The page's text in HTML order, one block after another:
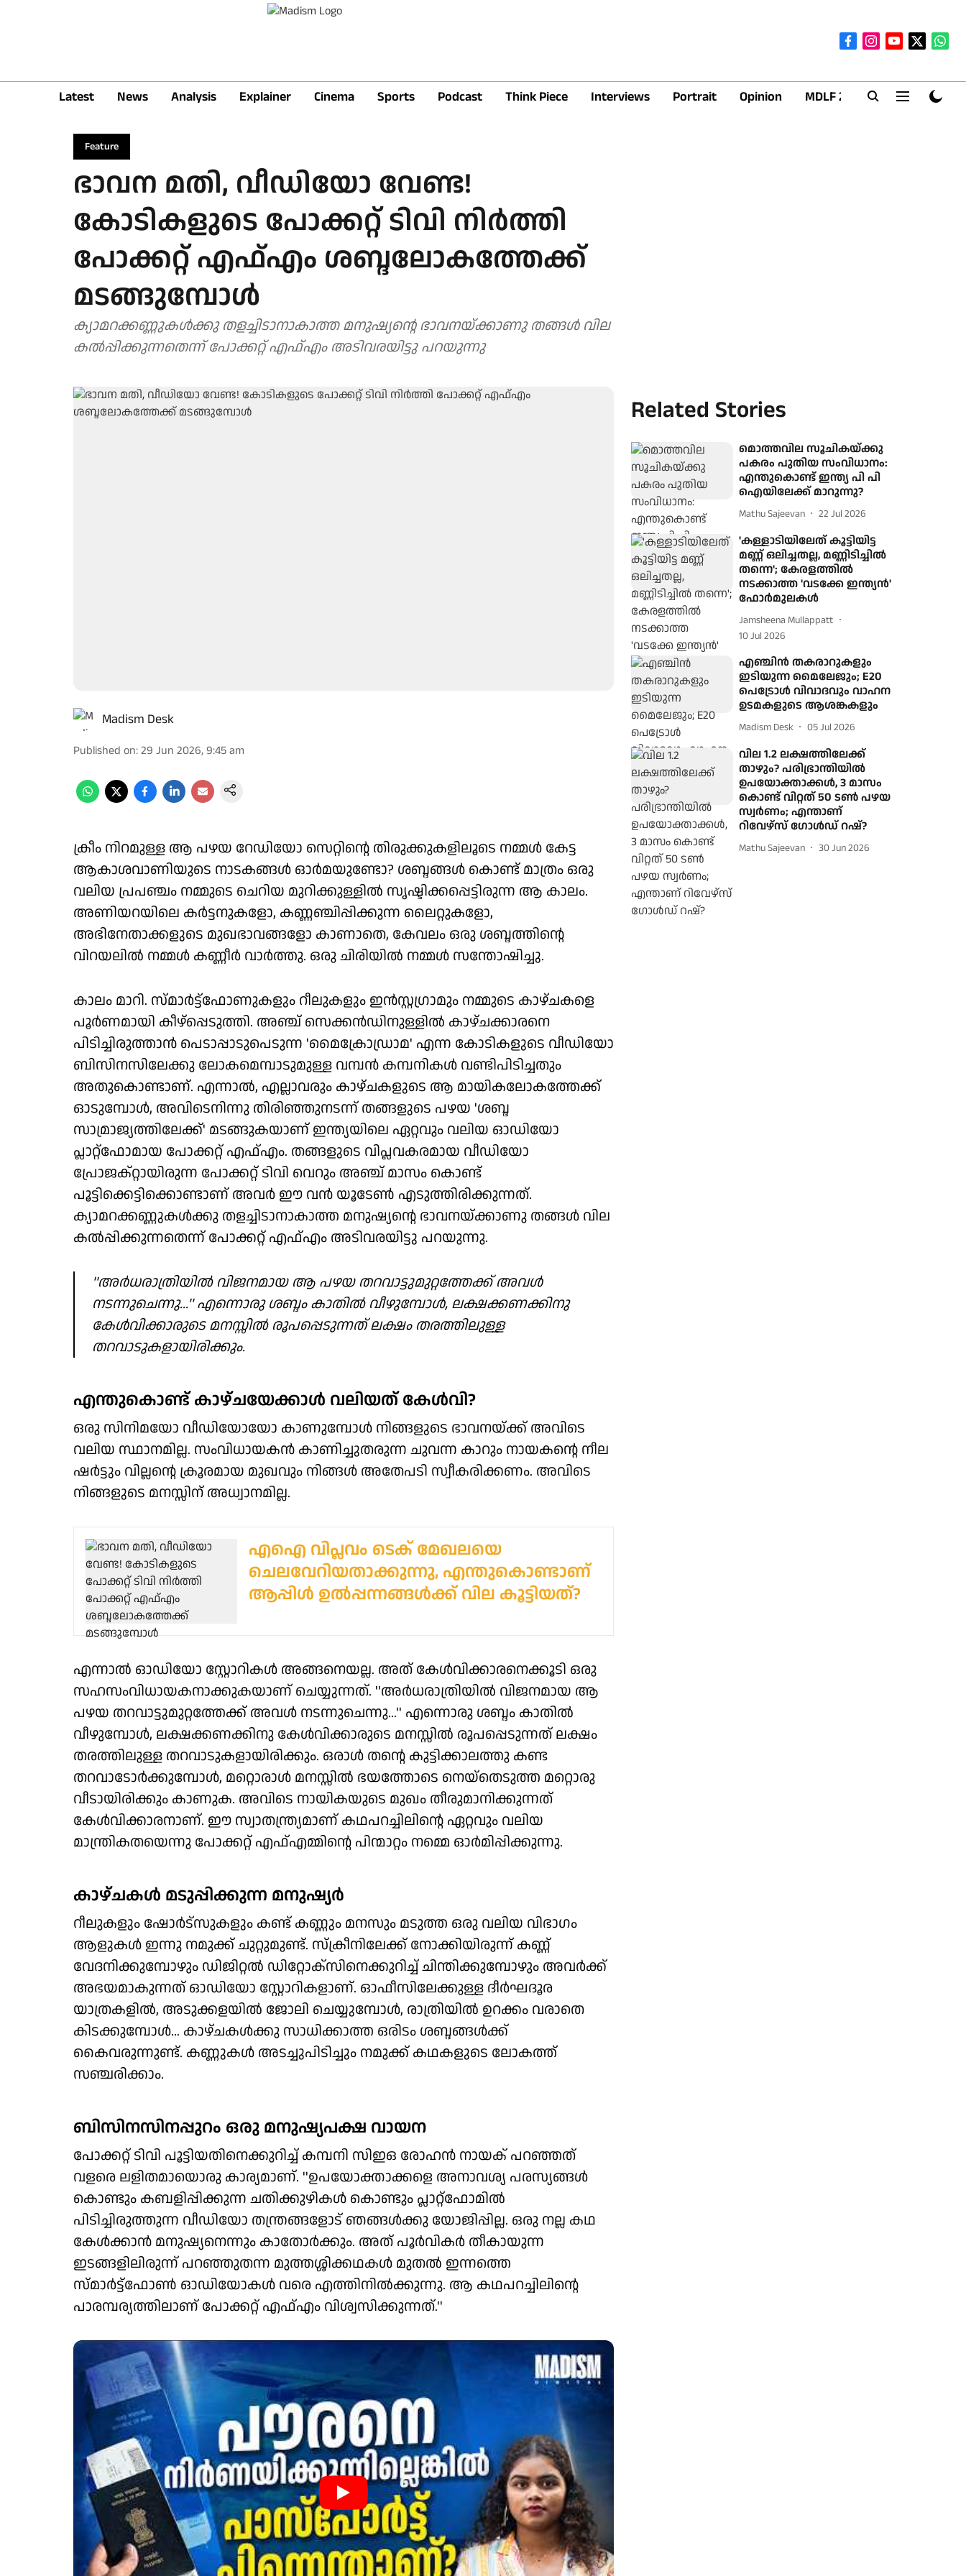
Latest News Analysis Explainer Cinema Sports Podcast Think Piece Interviews Portrait Opinion MDLF 2026
Feature
ഭാവന മതി, വീഡിയോ വേണ്ട!
കോടികളുടെ പോക്കറ്റ് ടിവി നിര്‍ത്തി
പോക്കറ്റ് എഫ്എം ശബ്ദലോകത്തേക്ക്
മടങ്ങുമ്പോള്‍
ക്യാമറക്കണ്ണുകള്‍ക്കു തളച്ചിടാനാകാത്ത മനുഷ്യന്റെ ഭാവനയ്ക്കാണു തങ്ങള്‍ വില
കല്‍പ്പിക്കുന്നതെന്ന് പോക്കറ്റ് എഫ്എം അടിവരയിട്ടു പറയുന്നു
Madism Desk
Published on:29 Jun 2026, 9:45 am
ക്രീം നിറമുള്ള ആ പഴയ റേഡിയോ സെറ്റിന്റെ തിരുക്കുകളിലൂടെ നമ്മള്‍ കേട്ട
ആകാശവാണിയുടെ നാടകങ്ങള്‍ ഓര്‍മയുണ്ടോ? ശബ്ദങ്ങള്‍ കൊണ്ട് മാത്രം ഒരു
വലിയ പ്രപഞ്ചം നമ്മുടെ ചെറിയ മുറിക്കുള്ളില്‍ സൃഷ്ടിക്കപ്പെട്ടിരുന്ന ആ കാലം.
അണിയറയിലെ കര്‍ട്ടനുകളോ, കണ്ണഞ്ചിപ്പിക്കുന്ന ലൈറ്റുകളോ,
അഭിനേതാക്കളുടെ മുഖഭാവങ്ങളോ കാണാതെ, കേവലം ഒരു ശബ്ദത്തിന്റെ
വിറയലില്‍ നമ്മള്‍ കണ്ണീര്‍ വാര്‍ത്തു. ഒരു ചിരിയില്‍ നമ്മള്‍ സന്തോഷിച്ചു.
കാലം മാറി. സ്മാര്‍ട്ട്ഫോണുകളും റീലുകളും ഇന്‍സ്റ്റഗ്രാമും നമ്മുടെ കാഴ്ചകളെ
പൂര്‍ണമായി കീഴ്‌പ്പെടുത്തി. അഞ്ച് സെക്കന്‍ഡിനുള്ളില്‍ കാഴ്ചക്കാരനെ
പിടിച്ചിരുത്താന്‍ പെടാപ്പാടുപെടുന്ന 'മൈക്രോഡ്രാമ' എന്ന കോടികളുടെ വീഡിയോ
ബിസിനസിലേക്കു ലോകമെമ്പാടുമുള്ള വമ്പന്‍ കമ്പനികള്‍ വണ്ടിപിടിച്ചതും
അതുകൊണ്ടാണ്. എന്നാല്‍, എല്ലാവരും കാഴ്ചകളുടെ ആ മായികലോകത്തേക്ക്
ഓടുമ്പോള്‍, അവിടെനിന്നു തിരിഞ്ഞുനടന്ന് തങ്ങളുടെ പഴയ 'ശബ്ദ
സാമ്രാജ്യത്തിലേക്ക്' മടങ്ങുകയാണ് ഇന്ത്യയിലെ ഏറ്റവും വലിയ ഓഡിയോ
പ്ലാറ്റ്ഫോമായ പോക്കറ്റ് എഫ്എം. തങ്ങളുടെ വിപ്ലവകരമായ വീഡിയോ
പ്രോജക്റ്റായിരുന്ന പോക്കറ്റ് ടിവി വെറും അഞ്ച് മാസം കൊണ്ട്
പൂട്ടിക്കെട്ടിക്കൊണ്ടാണ് അവര്‍ ഈ വന്‍ യൂടേണ്‍ എടുത്തിരിക്കുന്നത്.
ക്യാമറക്കണ്ണുകള്‍ക്കു തളച്ചിടാനാകാത്ത മനുഷ്യന്റെ ഭാവനയ്ക്കാണു തങ്ങള്‍ വില
കല്‍പ്പിക്കുന്നതെന്ന് പോക്കറ്റ് എഫ്എം അടിവരയിട്ടു പറയുന്നു.
''അര്‍ധരാത്രിയില്‍ വിജനമായ ആ പഴയ തറവാട്ടുമുറ്റത്തേക്ക് അവള്‍
നടന്നുചെന്നു...'' എന്നൊരു ശബ്ദം കാതില്‍ വീഴുമ്പോള്‍, ലക്ഷക്കണക്കിനു
കേള്‍വിക്കാരുടെ മനസ്സില്‍ രൂപപ്പെടുന്നത് ലക്ഷം തരത്തിലുള്ള
തറവാടുകളായിരിക്കും.
എന്തുകൊണ്ട് കാഴ്ചയേക്കാള്‍ വലിയത് കേള്‍വി?
ഒരു സിനിമയോ വീഡിയോയോ കാണുമ്പോള്‍ നിങ്ങളുടെ ഭാവനയ്ക്ക് അവിടെ
വലിയ സ്ഥാനമില്ല. സംവിധായകന്‍ കാണിച്ചുതരുന്ന ചുവന്ന കാറും നായകന്റെ നീല
ഷര്‍ട്ടും വില്ലന്റെ ക്രൂരമായ മുഖവും നിങ്ങള്‍ അതേപടി സ്വീകരിക്കണം. അവിടെ
നിങ്ങളുടെ മനസ്സിന് അധ്വാനമില്ല.
എഐ വിപ്ലവം ടെക് മേഖലയെ
ചെലവേറിയതാക്കുന്നു, എന്തുകൊണ്ടാണ്
ആപ്പിള്‍ ഉല്‍പ്പന്നങ്ങള്‍ക്ക് വില കൂട്ടിയത്?
എന്നാല്‍ ഓഡിയോ സ്റ്റോറികള്‍ അങ്ങനെയല്ല. അത് കേള്‍വിക്കാരനെക്കൂടി ഒരു
സഹസംവിധായകനാക്കുകയാണ് ചെയ്യുന്നത്. ''അര്‍ധരാത്രിയില്‍ വിജനമായ ആ
പഴയ തറവാട്ടുമുറ്റത്തേക്ക് അവള്‍ നടന്നുചെന്നു...'' എന്നൊരു ശബ്ദം കാതില്‍
വീഴുമ്പോള്‍, ലക്ഷക്കണക്കിനു കേള്‍വിക്കാരുടെ മനസ്സില്‍ രൂപപ്പെടുന്നത് ലക്ഷം
തരത്തിലുള്ള തറവാടുകളായിരിക്കും. ഒരാള്‍ തന്റെ കുട്ടിക്കാലത്തു കണ്ട
തറവാടോര്‍ക്കുമ്പോള്‍, മറ്റൊരാള്‍ മനസ്സില്‍ ഭയത്തോടെ നെയ്‌തെടുത്ത മറ്റൊരു
വീടായിരിക്കും കാണുക. അവിടെ നായികയുടെ മുഖം തീരുമാനിക്കുന്നത്
കേള്‍വിക്കാരനാണ്. ഈ സ്വാതന്ത്ര്യമാണ് കഥപറച്ചിലിന്റെ ഏറ്റവും വലിയ
മാന്ത്രികതയെന്നു പോക്കറ്റ് എഫ്എമ്മിന്റെ പിന്മാറ്റം നമ്മെ ഓര്‍മിപ്പിക്കുന്നു.
കാഴ്ചകള്‍ മടുപ്പിക്കുന്ന മനുഷ്യര്‍
റീലുകളും ഷോര്‍ട്‌സുകളും കണ്ട് കണ്ണും മനസും മടുത്ത ഒരു വലിയ വിഭാഗം
ആളുകള്‍ ഇന്നു നമുക്ക് ചുറ്റുമുണ്ട്. സ്‌ക്രീനിലേക്ക് നോക്കിയിരുന്ന് കണ്ണ്
വേദനിക്കുമ്പോഴും ഡിജിറ്റല്‍ ഡിറ്റോക്‌സിനെക്കുറിച്ച് ചിന്തിക്കുമ്പോഴും അവര്‍ക്ക്
അഭയമാകുന്നത് ഓഡിയോ സ്റ്റോറികളാണ്. ഓഫീസിലേക്കുള്ള ദീര്‍ഘദൂര
യാത്രകളില്‍, അടുക്കളയില്‍ ജോലി ചെയ്യുമ്പോള്‍, രാത്രിയില്‍ ഉറക്കം വരാതെ
കിടക്കുമ്പോള്‍... കാഴ്ചകള്‍ക്കു സാധിക്കാത്ത ഒരിടം ശബ്ദങ്ങള്‍ക്ക്
കൈവരുന്നുണ്ട്. കണ്ണുകള്‍ അടച്ചുപിടിച്ചും നമുക്ക് കഥകളുടെ ലോകത്ത്
സഞ്ചരിക്കാം.
ബിസിനസിനപ്പുറം ഒരു മനുഷ്യപക്ഷ വായന
പോക്കറ്റ് ടിവി പൂട്ടിയതിനെക്കുറിച്ച് കമ്പനി സിഇഒ രോഹന്‍ നായക് പറഞ്ഞത്
വളരെ ലളിതമായൊരു കാര്യമാണ്. ''ഉപയോക്താക്കളെ അനാവശ്യ പരസ്യങ്ങള്‍
കൊണ്ടും കബളിപ്പിക്കുന്ന ചതിക്കുഴികള്‍ കൊണ്ടും പ്ലാറ്റ്‌ഫോമില്‍
പിടിച്ചിരുത്തുന്ന വീഡിയോ തന്ത്രങ്ങളോട് ഞങ്ങള്‍ക്കു യോജിപ്പില്ല. ഒരു നല്ല കഥ
കേള്‍ക്കാന്‍ മനുഷ്യനെന്നും കാതോര്‍ക്കും. അത് പൂര്‍വികര്‍ തീകായുന്ന
ഇടങ്ങളിലിരുന്ന് പറഞ്ഞുതന്ന മുത്തശ്ശിക്കഥകള്‍ മുതല്‍ ഇന്നത്തെ
സ്മാര്‍ട്ട്ഫോണ്‍ ഓഡിയോകള്‍ വരെ എത്തിനില്‍ക്കുന്നു. ആ കഥപറച്ചിലിന്റെ
പാരമ്പര്യത്തിലാണ് പോക്കറ്റ് എഫ്എം വിശ്വസിക്കുന്നത്.''
Related Stories
മൊത്തവില സൂചികയ്ക്കു
പകരം പുതിയ സംവിധാനം:
എന്തുകൊണ്ട് ഇന്ത്യ പി പി
ഐയിലേക്ക് മാറുന്നു?
Mathu Sajeevan 22 Jul 2026
'കള്ളാടിയിലേത് കൂട്ടിയിട്ട
മണ്ണ് ഒലിച്ചതല്ല, മണ്ണിടിച്ചില്‍
തന്നെ'; കേരളത്തില്‍
നടക്കാത്ത 'വടക്കേ ഇന്ത്യന്‍'
ഫോര്‍മുലകള്‍
Jamsheena Mullappatt
10 Jul 2026
എഞ്ചിൻ തകരാറുകളും
ഇടിയുന്ന മൈലേജും; E20
പെട്രോൾ വിവാദവും വാഹന
ഉടമകളുടെ ആശങ്കകളും
Madism Desk 05 Jul 2026
വില 1.2 ലക്ഷത്തിലേക്ക്
താഴും? പരിഭ്രാന്തിയില്‍
ഉപയോക്താക്കൾ, 3 മാസം
കൊണ്ട് വിറ്റത് 50 ടണ്‍ പഴയ
സ്വര്‍ണം; എന്താണ്
റിവേഴ്‌സ് ഗോള്‍ഡ് റഷ്?
Mathu Sajeevan 30 Jun 2026